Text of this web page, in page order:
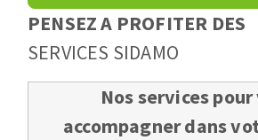
PENSEZ A PROFITER DES
SERVICES SIDAMO
Nos services
accompagner dans